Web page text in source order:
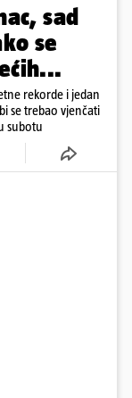
sad
se
rekorde i jedan
se trebao vjenčati
subotu